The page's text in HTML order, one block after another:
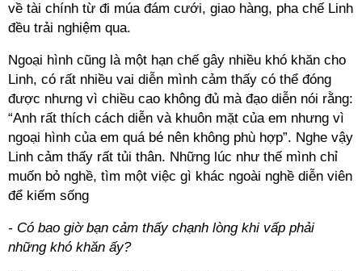
về tài chính từ đi múa đám cưới, giao hàng, pha chế Linh
đều trải nghiệm qua.
Ngoại hình cũng là một hạn chế gây nhiều khó khăn cho
Linh, có rất nhiều vai diễn mình cảm thấy có thể đóng
được nhưng vì chiều cao không đủ mà đạo diễn nói rằng:
“Anh rất thích cách diễn và khuôn mặt của em nhưng vì
ngoại hình của em quá bé nên không phù hợp”. Nghe vậy
Linh cảm thấy rất tủi thân. Những lúc như thế mình chỉ
muốn bỏ nghề, tìm một việc gì khác ngoài nghề diễn viên
để kiếm sống
- Có bao giờ bạn cảm thấy chạnh lòng khi vấp phải
những khó khăn ấy?